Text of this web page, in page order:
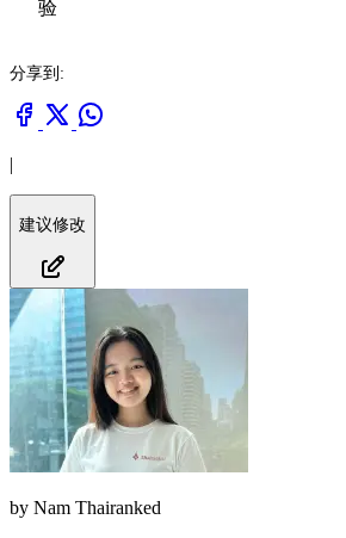
验
分享到:
|
建议修改
by Nam Thairanked